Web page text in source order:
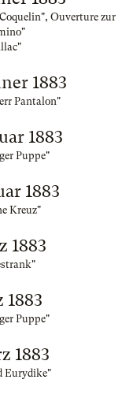
Ouverture zur
1883
Pantalon"
1883
Puppe"
1883
Kreuz"
1883
1883
Puppe"
1883
Eurydike"